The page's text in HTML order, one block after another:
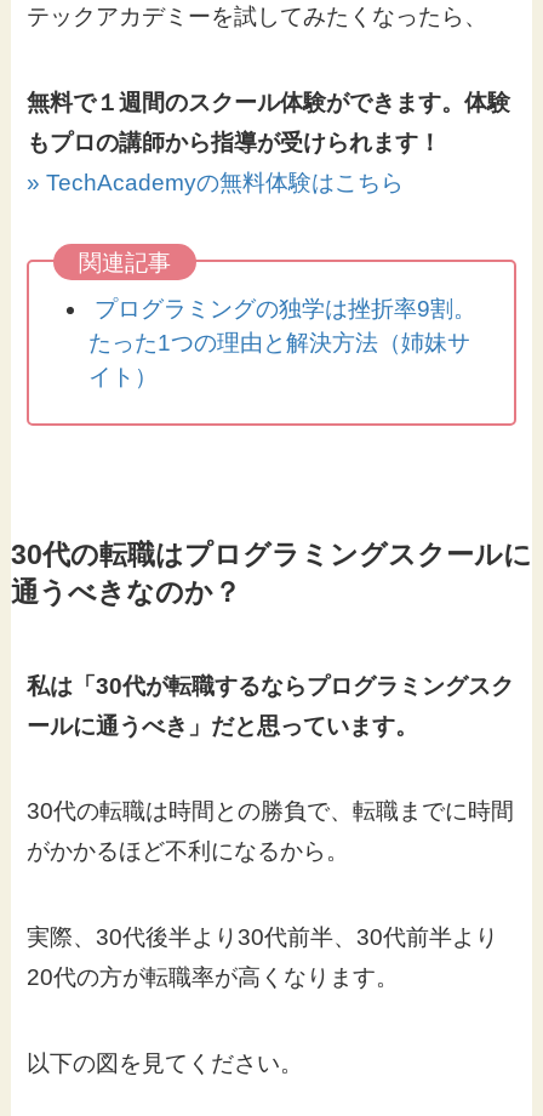
テックアカデミーを試してみたくなったら、
無料で１週間のスクール体験ができます。体験
もプロの講師から指導が受けられます！
» TechAcademyの無料体験はこちら
プログラミングの独学は挫折率9割。
たった1つの理由と解決方法（姉妹サ
イト）
30代の転職はプログラミングスクールに
通うべきなのか？
私は「30代が転職するならプログラミングスク
ールに通うべき」だと思っています。
30代の転職は時間との勝負で、転職までに時間
がかかるほど不利になるから。
実際、30代後半より30代前半、30代前半より
20代の方が転職率が高くなります。
以下の図を見てください。